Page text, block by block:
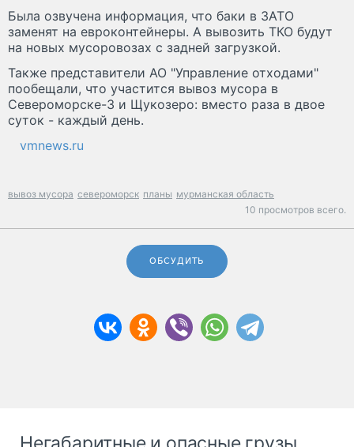
Была озвучена информация, что баки в ЗАТО
заменят на евроконтейнеры. А вывозить ТКО будут
на новых мусоровозах с задней загрузкой.
Также представители АО "Управление отходами"
пообещали, что участится вывоз мусора в
Североморске-3 и Щукозеро: вместо раза в двое
суток - каждый день.
vmnews.ru
вывоз мусора североморск планы мурманская область
10 просмотров всего.
ОБСУДИТЬ